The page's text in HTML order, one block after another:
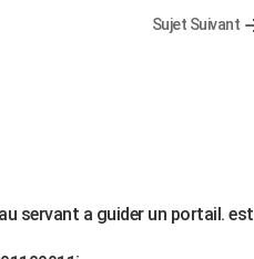
Sujet Suivant
servant a guider un portail. est